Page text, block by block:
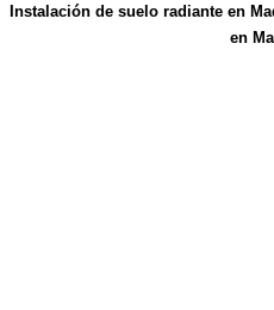
Instalación de suelo radiante en
en